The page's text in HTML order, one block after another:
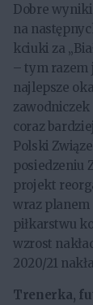
Dobre
na
kciuki za
– tym razem
najlepsze
coraz
Polski
posiedzeniu
projekt
wraz
piłkarstwu
wzrost
2020/21
Trenerka,